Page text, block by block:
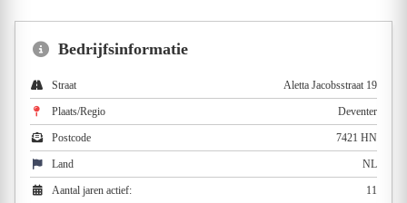
Bedrijfsinformatie
Straat Aletta Jacobsstraat 19
Plaats/Regio Deventer
Postcode 7421 HN
Land NL
Aantal jaren actief: 11